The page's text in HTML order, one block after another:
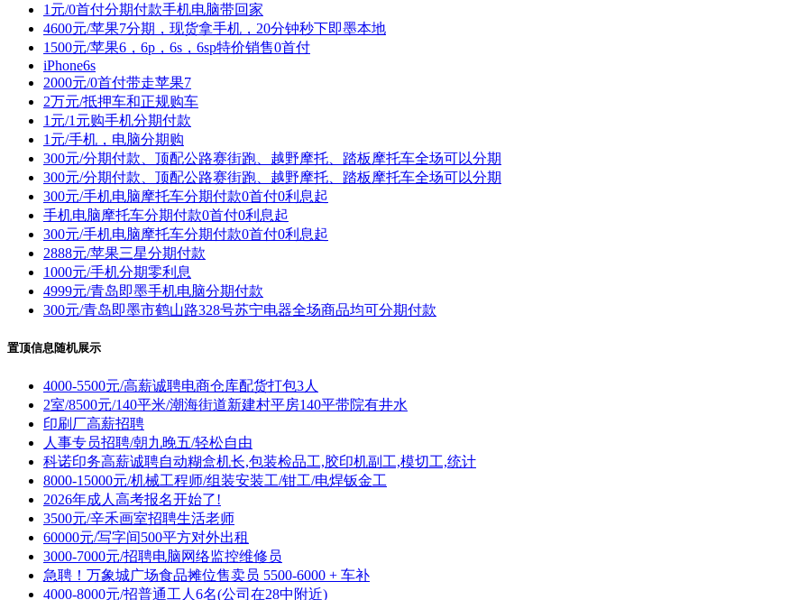
1元/0首付分期付款手机电脑带回家
4600元/苹果7分期，现货拿手机，20分钟秒下即墨本地
1500元/苹果6，6p，6s，6sp特价销售0首付
iPhone6s
2000元/0首付带走苹果7
2万元/抵押车和正规购车
1元/1元购手机分期付款
1元/手机，电脑分期购
300元/分期付款、顶配公路赛街跑、越野摩托、踏板摩托车全场可以分期
300元/分期付款、顶配公路赛街跑、越野摩托、踏板摩托车全场可以分期
300元/手机电脑摩托车分期付款0首付0利息起
手机电脑摩托车分期付款0首付0利息起
300元/手机电脑摩托车分期付款0首付0利息起
2888元/苹果三星分期付款
1000元/手机分期零利息
4999元/青岛即墨手机电脑分期付款
300元/青岛即墨市鹤山路328号苏宁电器全场商品均可分期付款
置顶信息随机展示
4000-5500元/高薪诚聘电商仓库配货打包3人
2室/8500元/140平米/潮海街道新建村平房140平带院有井水
印刷厂高薪招聘
人事专员招聘/朝九晚五/轻松自由
科诺印务高薪诚聘自动糊盒机长,包装检品工,胶印机副工,模切工,统计
8000-15000元/机械工程师/组装安装工/钳工/电焊钣金工
2026年成人高考报名开始了!
3500元/辛禾画室招聘生活老师
60000元/写字间500平方对外出租
3000-7000元/招聘电脑网络监控维修员
急聘！万象城广场食品摊位售卖员 5500-6000 + 车补
4000-8000元/招普通工人6名(公司在28中附近)